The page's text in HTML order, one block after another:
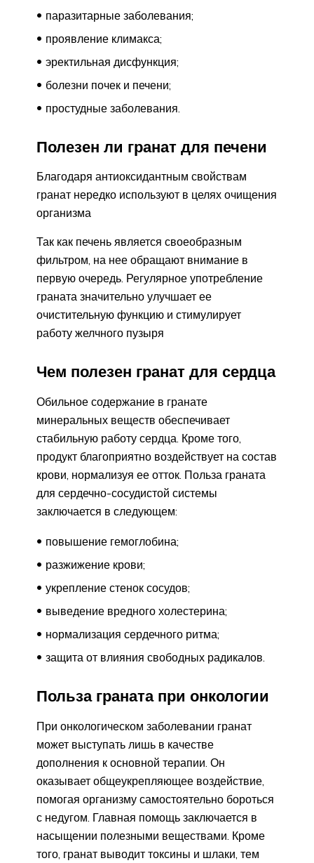
паразитарные заболевания;
проявление климакса;
эректильная дисфункция;
болезни почек и печени;
простудные заболевания.
Полезен ли гранат для печени
Благодаря антиоксидантным свойствам
гранат нередко используют в целях очищения
организма
Так как печень является своеобразным
фильтром, на нее обращают внимание в
первую очередь. Регулярное употребление
граната значительно улучшает ее
очистительную функцию и стимулирует
работу желчного пузыря
Чем полезен гранат для сердца
Обильное содержание в гранате
минеральных веществ обеспечивает
стабильную работу сердца. Кроме того,
продукт благоприятно воздействует на состав
крови, нормализуя ее отток. Польза граната
для сердечно-сосудистой системы
заключается в следующем:
повышение гемоглобина;
разжижение крови;
укрепление стенок сосудов;
выведение вредного холестерина;
нормализация сердечного ритма;
защита от влияния свободных радикалов.
Польза граната при онкологии
При онкологическом заболевании гранат
может выступать лишь в качестве
дополнения к основной терапии. Он
оказывает общеукрепляющее воздействие,
помогая организму самостоятельно бороться
с недугом. Главная помощь заключается в
насыщении полезными веществами. Кроме
того, гранат выводит токсины и шлаки, тем